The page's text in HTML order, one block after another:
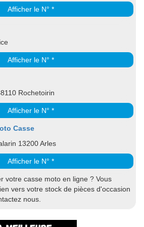
Afficher le N° *
Afficher le N° *
Rochetoirin
Afficher le N° *
Casse
13200 Arles
Afficher le N° *
votre casse moto en ligne ? Vous
vers votre stock de pièces d'occasion
nous.